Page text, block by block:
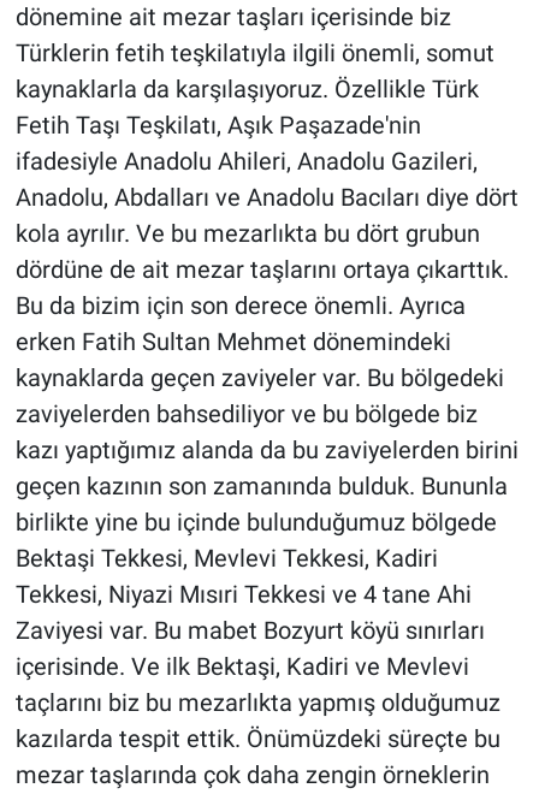
dönemine ait mezar taşları içerisinde biz
Türklerin fetih teşkilatıyla ilgili önemli, somut
kaynaklarla da karşılaşıyoruz. Özellikle Türk
Fetih Taşı Teşkilatı, Aşık Paşazade'nin
ifadesiyle Anadolu Ahileri, Anadolu Gazileri,
Anadolu, Abdalları ve Anadolu Bacıları diye dört
kola ayrılır. Ve bu mezarlıkta bu dört grubun
dördüne de ait mezar taşlarını ortaya çıkarttık.
Bu da bizim için son derece önemli. Ayrıca
erken Fatih Sultan Mehmet dönemindeki
kaynaklarda geçen zaviyeler var. Bu bölgedeki
zaviyelerden bahsediliyor ve bu bölgede biz
kazı yaptığımız alanda da bu zaviyelerden birini
geçen kazının son zamanında bulduk. Bununla
birlikte yine bu içinde bulunduğumuz bölgede
Bektaşi Tekkesi, Mevlevi Tekkesi, Kadiri
Tekkesi, Niyazi Mısıri Tekkesi ve 4 tane Ahi
Zaviyesi var. Bu mabet Bozyurt köyü sınırları
içerisinde. Ve ilk Bektaşi, Kadiri ve Mevlevi
taçlarını biz bu mezarlıkta yapmış olduğumuz
kazılarda tespit ettik. Önümüzdeki süreçte bu
mezar taşlarında çok daha zengin örneklerin